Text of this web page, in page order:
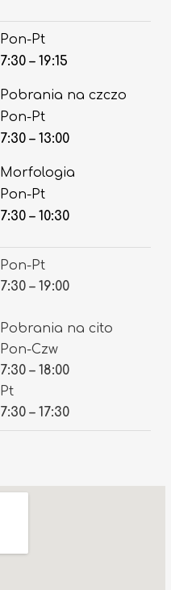
Pon-Pt
7:30 – 19:15
Pobrania na czczo
Pon-Pt
7:30 – 13:00
Morfologia
Pon-Pt
7:30 – 10:30
Pon-Pt
7:30 – 19:00
Pobrania na cito
Pon-Czw
7:30 – 18:00
Pt
7:30 – 17:30